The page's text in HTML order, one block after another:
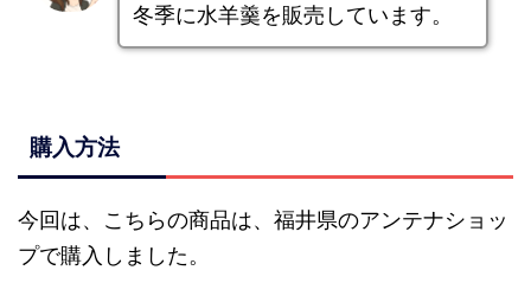
冬季に水羊羹を販売しています。
購入方法
今回は、こちらの商品は、福井県のアンテナショッ
プで購入しました。